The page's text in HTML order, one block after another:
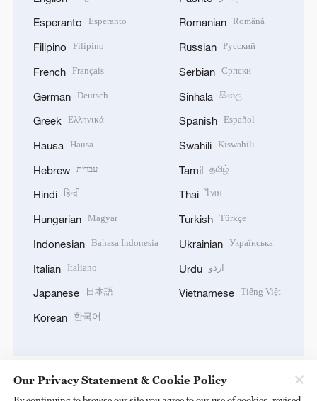
Esperanto Esperanto
Filipino Filipino
French Français
German Deutsch
Greek Ελληνικά
Hausa Hausa
Hebrew עברית
Hindi हिन्दी
Hungarian Magyar
Indonesian Bahasa Indonesia
Italian Italiano
Japanese 日本語
Korean 한국어
Romanian Română
Russian Русский
Serbian Српски
Sinhala සිංහල
Spanish Español
Swahili Kiswahili
Tamil தமிழ்
Thai ไทย
Turkish Türkçe
Ukrainian Українська
Urdu اردو
Vietnamese Tiếng Việt
Our Privacy Statement & Cookie Policy